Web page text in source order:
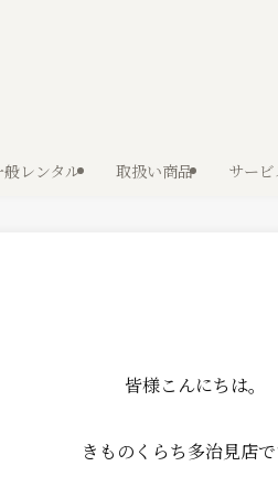
般レンタル 取扱い商品 サー
皆様こんにちは。
きものくらち多治見店で